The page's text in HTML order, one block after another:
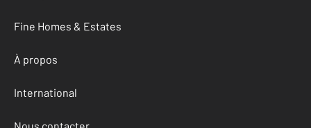
Fine Homes & Estates
À propos
International